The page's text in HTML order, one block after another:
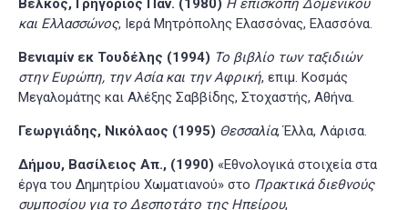
και Ελλασσώνος, Ιερά Μητρόπολης Ελασσόνας, Ελασσόνα.
Βενιαμίν εκ Τουδέλης (1994) Το βιβλίο των ταξιδιών
στην Ευρώπη, την Ασία και την Αφρική, επιμ. Κοσμάς
Μεγαλομάτης και Αλέξης Σαββίδης, Στοχαστής, Αθήνα.
Γεωργιάδης, Νικόλαος (1995) Θεσσαλία, Έλλα, Λάρισα.
Δήμου, Βασίλειος Απ., (1990) «Εθνολογικά στοιχεία στα
έργα του Δημητρίου Χωματιανού» στο Πρακτικά διεθνούς
συμποσίου για το Δεσποτάτο της Ηπείρου,